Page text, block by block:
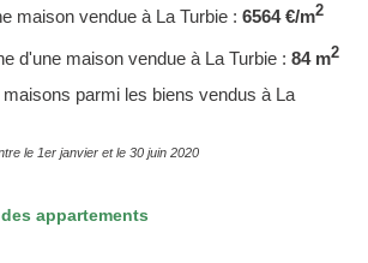
maison vendue à La Turbie : 6564 €/m2
d'une maison vendue à La Turbie : 84 m2
parmi les biens vendus à La
le 1er janvier et le 30 juin 2020
appartements